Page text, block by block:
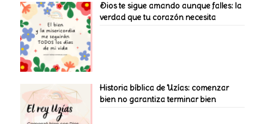
Dios te sigue amando aunque falles: la
verdad que tu corazón necesita
Historia bíblica de Uzías: comenzar
bien no garantiza terminar bien